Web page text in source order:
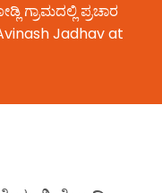
ಗ್ರಾಮದಲ್ಲಿ ಪ್ರಚಾರ
Jadhav at